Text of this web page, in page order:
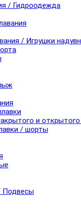
/ Гидроодежда
/ Игрушки
и
/ шорты
Подвесы